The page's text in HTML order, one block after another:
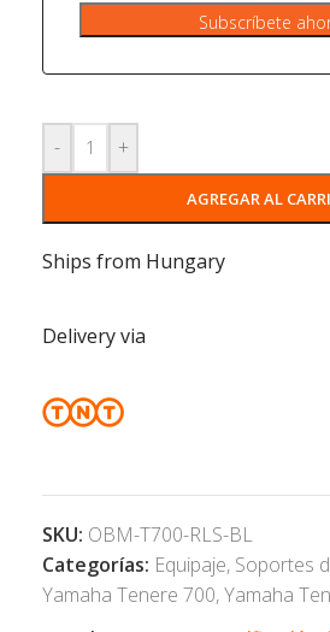
Subscríbete
- +
AGREGAR AL
Ships from Hungary
Delivery via
SKU: OBM-T700-RLS-BL
Categorías: Equipaje, Soportes
Yamaha Tenere 700,Yamaha